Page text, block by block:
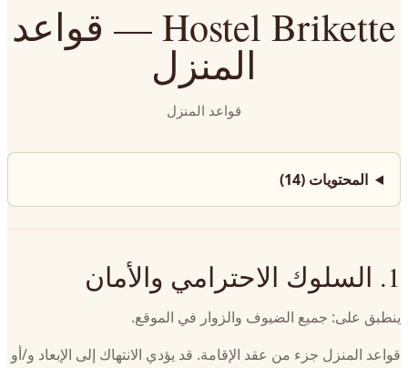
Hostel Brikette — قواعد
المنزل
قواعد المنزل
المحتويات (
14
)
1. السلوك الاحترامي والأمان
ينطبق على: جميع الضيوف والزوار في الموقع.
قواعد المنزل جزء من عقد الإقامة. قد يؤدي الانتهاك إلى الإبعاد و/أو